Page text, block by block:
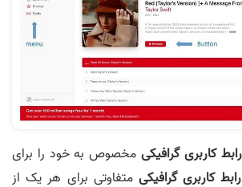
رابط کاربری گرافیکی مخصوص به خود را برای
رابط کاربری گرافیکی متفاوتی برای هر یک از